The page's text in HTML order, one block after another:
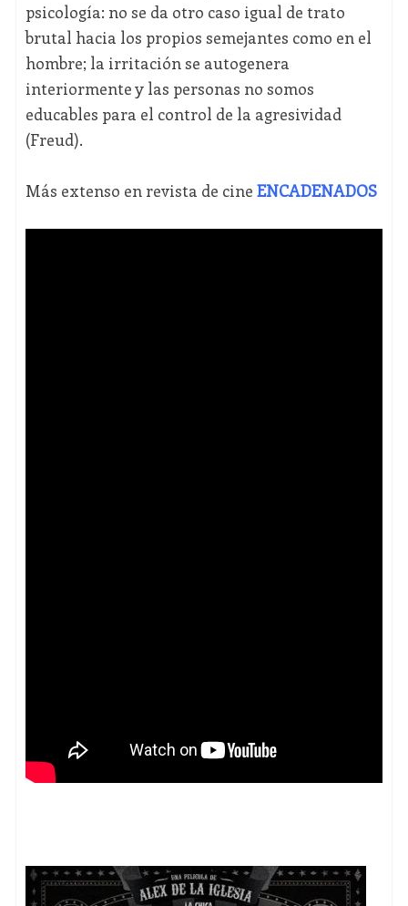
psicología: no se da otro caso igual de trato
brutal hacia los propios semejantes como en el
hombre; la irritación se autogenera
interiormente y las personas no somos
educables para el control de la agresividad
(Freud).
Más extenso en revista de cine ENCADENADOS